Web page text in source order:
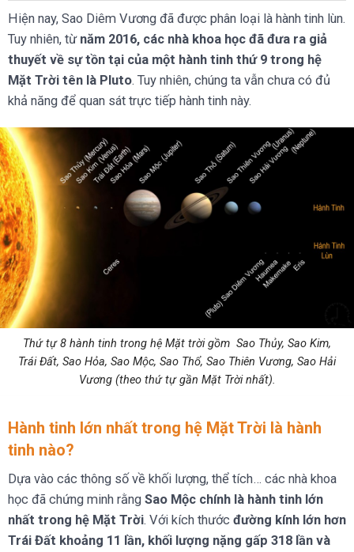
Hiện nay, Sao Diêm Vương đã được phân loại là hành tinh lùn.
Tuy nhiên, từ năm 2016, các nhà khoa học đã đưa ra giả
thuyết về sự tồn tại của một hành tinh thứ 9 trong hệ
Mặt Trời tên là Pluto. Tuy nhiên, chúng ta vẫn chưa có đủ
khả năng để quan sát trực tiếp hành tinh này.
Thứ tự 8 hành tinh trong hệ Mặt trời gồm Sao Thủy, Sao Kim,
Trái Đất, Sao Hỏa, Sao Mộc, Sao Thổ, Sao Thiên Vương, Sao Hải
Vương (theo thứ tự gần Mặt Trời nhất).
Hành tinh lớn nhất trong hệ Mặt Trời là hành
tinh nào?
Dựa vào các thông số về khối lượng, thể tích… các nhà khoa
học đã chứng minh rằng Sao Mộc chính là hành tinh lớn
nhất trong hệ Mặt Trời. Với kích thước đường kính lớn hơn
Trái Đất khoảng 11 lần, khối lượng nặng gấp 318 lần và